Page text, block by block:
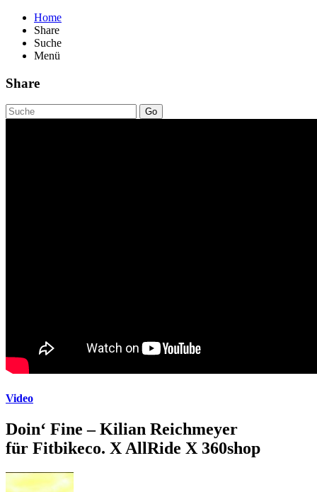
Home
Share
Suche
Menü
Share
Go
Video
Doin‘ Fine – Kilian Reichmeyer
für Fitbikeco. X AllRide X 360shop